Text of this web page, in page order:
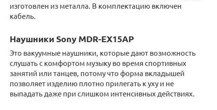
изготовлен из металла. В комплектацию включен
кабель.
Наушники Sony MDR-EX15AP
Это вакуумные наушники, которые дают возможность
слушать с комфортом музыку во время спортивных
занятий или танцев, потому что форма вкладышей
позволяет изделию плотно прилегать к уху и не
выпадать даже при слишком интенсивных действиях.